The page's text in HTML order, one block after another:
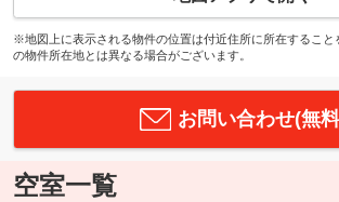
※地図上に表示される物件の位置は付近住所に所在すること
の物件所在地とは異なる場合がございます。
お問い合わせ(無
空室一覧